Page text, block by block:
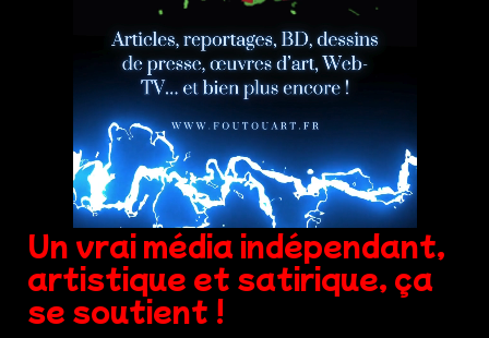
Un vrai média indépendant,
artistique et satirique, ça
se soutient !